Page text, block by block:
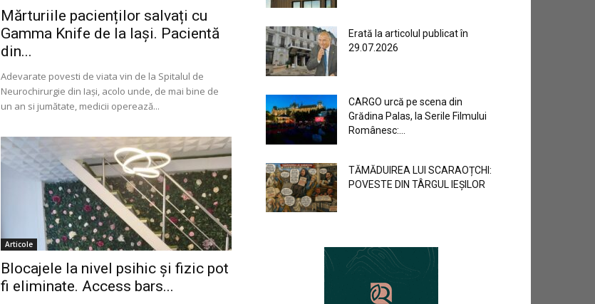
Mărturiile pacienților salvați cu
Gamma Knife de la Iași. Pacientă
din...
Adevarate povesti de viata vin de la Spitalul de
Neurochirurgie din Iași, acolo unde, de mai bine de
un an si jumătate, medicii operează...
Articole
Blocajele la nivel psihic și fizic pot
fi eliminate. Access bars...
Erată la articolul publicat în
29.07.2026
CARGO urcă pe scena din
Grădina Palas, la Serile Filmului
Românesc:...
TĂMĂDUIREA LUI SCARAOȚCHI:
POVESTE DIN TÂRGUL IEȘILOR